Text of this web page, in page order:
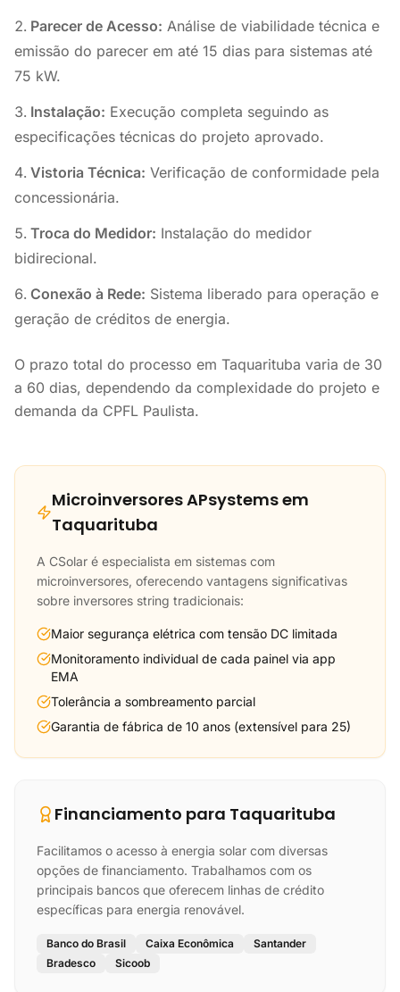
Parecer de Acesso: Análise de viabilidade técnica e
emissão do parecer em até 15 dias para sistemas até
75 kW.
Instalação: Execução completa seguindo as
especificações técnicas do projeto aprovado.
Vistoria Técnica: Verificação de conformidade pela
concessionária.
Troca do Medidor: Instalação do medidor
bidirecional.
Conexão à Rede: Sistema liberado para operação e
geração de créditos de energia.
O prazo total do processo em Taquarituba varia de 30
a 60 dias, dependendo da complexidade do projeto e
demanda da CPFL Paulista.
Microinversores APsystems em
Taquarituba
A CSolar é especialista em sistemas com
microinversores, oferecendo vantagens significativas
sobre inversores string tradicionais:
Maior segurança elétrica com tensão DC limitada
Monitoramento individual de cada painel via app
EMA
Tolerância a sombreamento parcial
Garantia de fábrica de 10 anos (extensível para 25)
Financiamento para Taquarituba
Facilitamos o acesso à energia solar com diversas
opções de financiamento. Trabalhamos com os
principais bancos que oferecem linhas de crédito
específicas para energia renovável.
Banco do Brasil Caixa Econômica
Santander
Bradesco
Sicoob